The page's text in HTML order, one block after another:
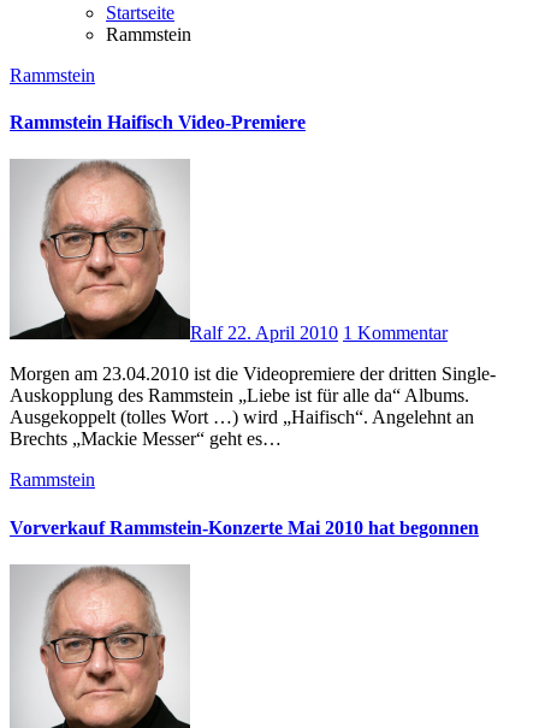
Startseite
Rammstein
Rammstein
Rammstein Haifisch Video-Premiere
Ralf22. April 2010 1 Kommentar
Morgen am 23.04.2010 ist die Videopremiere der dritten Single-
Auskopplung des Rammstein „Liebe ist für alle da“ Albums.
Ausgekoppelt (tolles Wort …) wird „Haifisch“. Angelehnt an
Brechts „Mackie Messer“ geht es…
Rammstein
Vorverkauf Rammstein-Konzerte Mai 2010 hat begonnen